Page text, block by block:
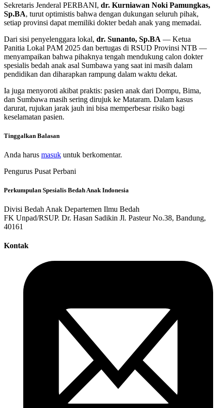
Sekretaris Jenderal PERBANI, dr. Kurniawan Noki Pamungkas,
Sp.BA, turut optimistis bahwa dengan dukungan seluruh pihak,
setiap provinsi dapat memiliki dokter bedah anak yang memadai.
Dari sisi penyelenggara lokal, dr. Sunanto, Sp.BA — Ketua
Panitia Lokal PAM 2025 dan bertugas di RSUD Provinsi NTB —
menyampaikan bahwa pihaknya tengah mendukung calon dokter
spesialis bedah anak asal Sumbawa yang saat ini masih dalam
pendidikan dan diharapkan rampung dalam waktu dekat.
Ia juga menyoroti akibat praktis: pasien anak dari Dompu, Bima,
dan Sumbawa masih sering dirujuk ke Mataram. Dalam kasus
darurat, rujukan jarak jauh ini bisa memperbesar risiko bagi
keselamatan pasien.
Tinggalkan Balasan
Anda harus masuk untuk berkomentar.
Pengurus Pusat Perbani
Perkumpulan Spesialis Bedah Anak Indonesia
Divisi Bedah Anak Departemen Ilmu Bedah
FK Unpad/RSUP. Dr. Hasan Sadikin Jl. Pasteur No.38, Bandung,
40161
Kontak